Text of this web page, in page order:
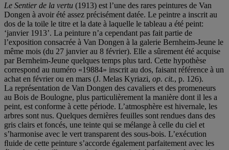
Le Sentier de la vertu (1913) est l’une des rares peintures de Van
Dongen à avoir été assez précisément datée. Le peintre a inscrit au
dos de la toile le titre et la date à laquelle le tableau a été peint:
‘janvier 1913’. La peinture n’a cependant pas fait partie de
l’exposition consacrée à Van Dongen à la galerie Bernheim-Jeune le
même mois (du 27 janvier au 8 février). Elle a sûrement été acquise
par Bernheim-Jeune quelques temps plus tard. Cette hypothèse
correspond au numéro «19884» inscrit au dos, faisant référence à un
achat en février ou en mars (J. Melas Kyriazi, op. cit., p. 126).
La représentation de Van Dongen des cavaliers et des promeneurs
au Bois de Boulogne, plus particulièrement la manière dont il les a
peint, est conforme à cette période. L’atmosphère est hivernale, les
arbres sont nus. Quelques dernières feuilles sont rendues dans des
gris clairs et foncés, une teinte qui se mélange à celle du ciel et
s’harmonise avec le vert transparent des sous-bois. L’exécution
ﬂuide de cette peinture s’accorde également parfaitement avec les